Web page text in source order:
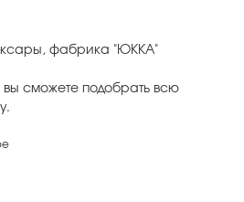
фабрика "ЮККА"
сможете подобрать всю